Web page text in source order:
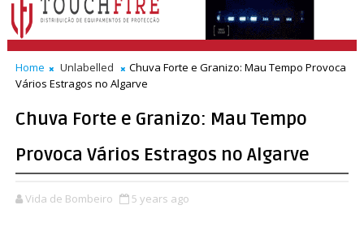
Home Unlabelled
Chuva Forte e Granizo: Mau Tempo Provoca
Vários Estragos no Algarve
Chuva Forte e Granizo: Mau Tempo
Provoca Vários Estragos no Algarve
Vida de Bombeiro 5 years ago